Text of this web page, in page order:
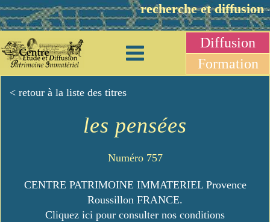
recherche et diffusion
Diffusion
Formation
< retour à la liste des titres
les pensées
Numéro 757
CENTRE PATRIMOINE IMMATERIEL Provence
Roussillon FRANCE.
Cliquez ici pour consulter nos conditions